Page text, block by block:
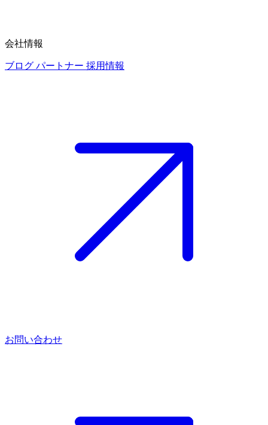
会社情報
ブログ パートナー 採用情報
お問い合わせ